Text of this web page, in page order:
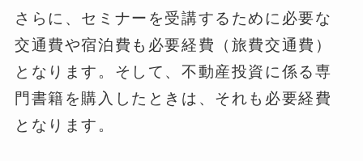
さらに、セミナーを受講するために必要な
交通費や宿泊費も必要経費（旅費交通費）
となります。そして、不動産投資に係る専
門書籍を購入したときは、それも必要経費
となります。